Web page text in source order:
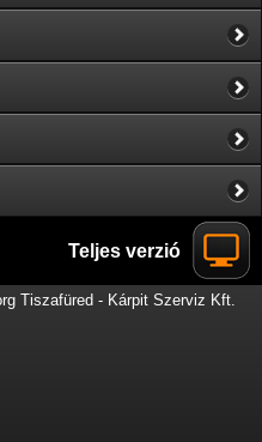
Teljes verzió
Tiszafüred - Kárpit Szerviz Kft.